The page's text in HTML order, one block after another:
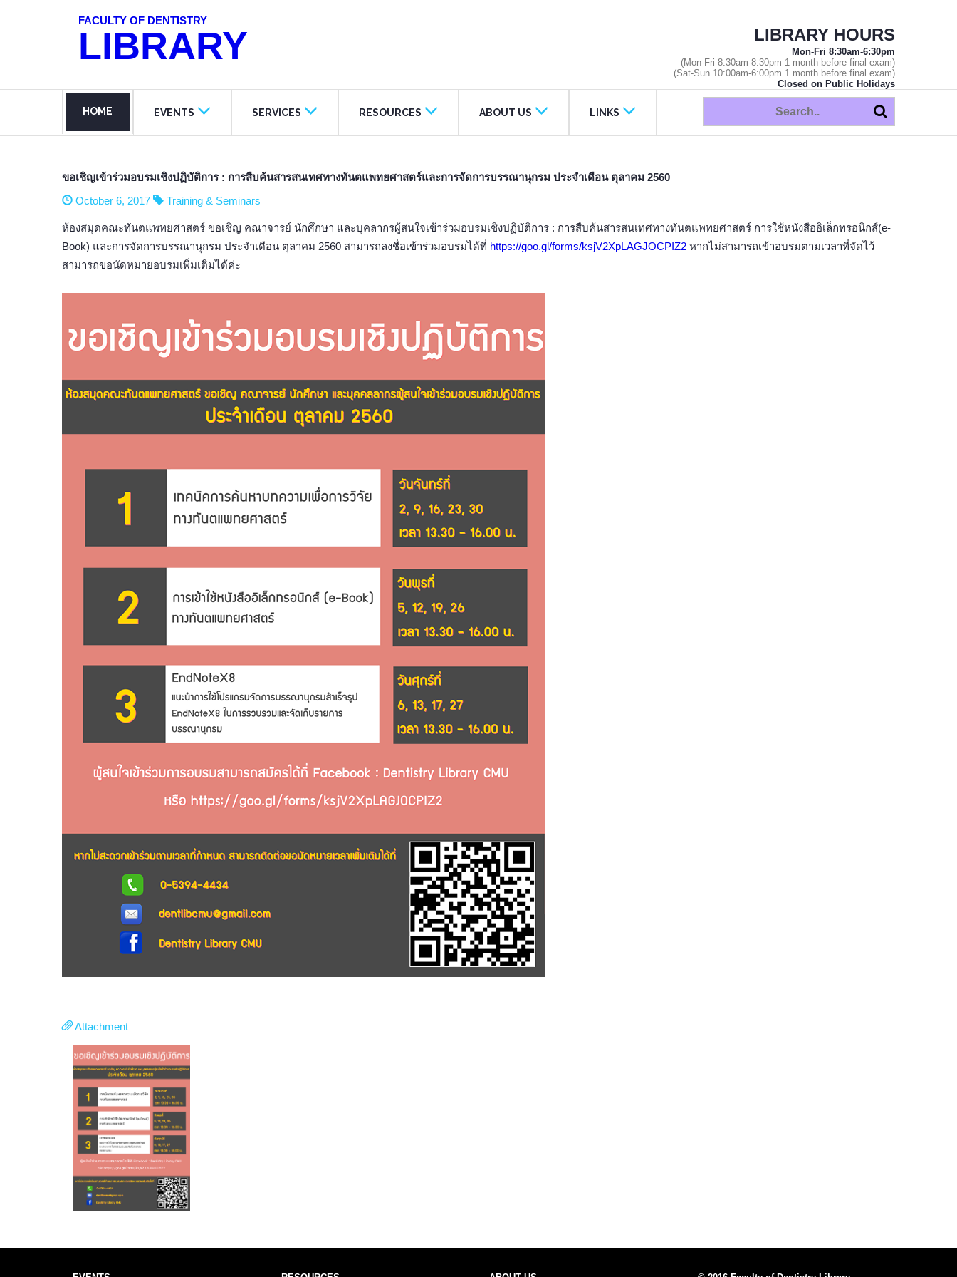
FACULTY OF DENTISTRY
LIBRARY LIBRARY HOURS
Mon-Fri 8:30am-6:30pm
(Mon-Fri 8:30am-8:30pm 1 month before final exam)
(Sat-Sun 10:00am-6:00pm 1 month before final exam)
Closed on Public Holidays
HOME EVENTS SERVICES RESOURCES ABOUT US LINKS
ขอเชิญเข้าร่วมอบรมเชิงปฏิบัติการ : การสืบค้นสารสนเทศทางทันตแพทยศาสตร์และการจัดการบรรณานุกรม ประจำเดือน ตุลาคม 2560
October 6, 2017
Training & Seminars
ห้องสมุดคณะทันตแพทยศาสตร์ ขอเชิญ คณาจารย์ นักศึกษา และบุคลากรผู้สนใจเข้าร่วมอบรมเชิงปฏิบัติการ : การสืบค้นสารสนเทศทางทันตแพทยศาสตร์ การใช้หนังสืออิเล็กทรอนิกส์(e-
Book) และการจัดการบรรณานุกรม ประจำเดือน ตุลาคม 2560 สามารถลงชื่อเข้าร่วมอบรมได้ที่ https://goo.gl/forms/ksjV2XpLAGJOCPIZ2 หากไม่สามารถเข้าอบรมตามเวลาที่จัดไว้
สามารถขอนัดหมายอบรมเพิ่มเติมได้ค่ะ
Attachment